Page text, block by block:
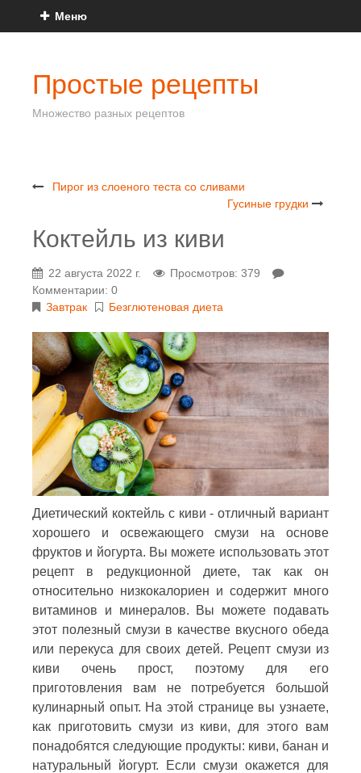
Меню
Простые рецепты
Множество разных рецептов
Пирог из слоеного теста со сливами
Гусиные грудки
Коктейль из киви
22 августа 2022 г.
Просмотров: 379
Комментарии: 0
Завтрак
Безглютеновая диета
Диетический коктейль с киви - отличный вариант
хорошего и освежающего смузи на основе
фруктов и йогурта. Вы можете использовать этот
рецепт в редукционной диете, так как он
относительно низкокалориен и содержит много
витаминов и минералов. Вы можете подавать
этот полезный смузи в качестве вкусного обеда
или перекуса для своих детей. Рецепт смузи из
киви очень прост, поэтому для его
приготовления вам не потребуется большой
кулинарный опыт. На этой странице вы узнаете,
как приготовить смузи из киви, для этого вам
понадобятся следующие продукты: киви, банан и
натуральный йогурт. Если смузи окажется для